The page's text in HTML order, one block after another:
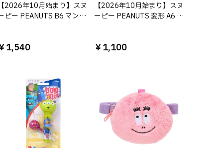
2026年10月始まり】スヌ
ピー PEANUTS B6 マンス
1,540
【2026年10月始まり】スヌ
ーピー PEANUTS 変形 A6 マ
￥1,100